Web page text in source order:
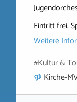
Eintritt frei,
Weitere
#Kultur &
Kirche-